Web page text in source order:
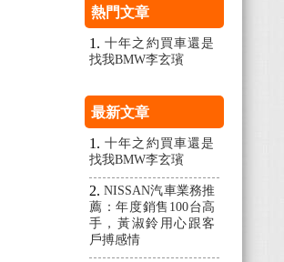
熱門文章
十年之約買車還是
找我BMW李玄璸
最新文章
十年之約買車還是
找我BMW李玄璸
NISSAN汽車業務推
薦：年度銷售100台高
手，黃淑鈴用心跟客
戶搏感情